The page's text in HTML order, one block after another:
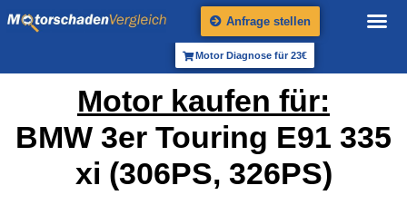
Anfrage stellen
Motor Diagnose für 23€
Motor kaufen für:
BMW 3er Touring E91 335
xi (306PS, 326PS)